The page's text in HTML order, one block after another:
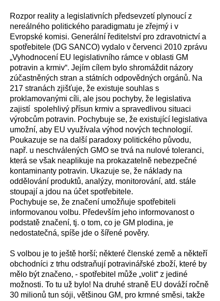
Rozpor reality a legislativních předsevzetí plynoucí z
nereálného politického paradigmatu je zřejmý i v
Evropské komisi. Generální ředitelství pro zdravotnictví a
spotřebitele (DG SANCO) vydalo v červenci 2010 zprávu
„Vyhodnocení EU legislativního rámce v oblasti GM
potravin a krmiv“. Jejím cílem bylo shromáždit názory
zúčastněných stran a státních odpovědných orgánů. Na
217 stranách zjišťuje, že existuje souhlas s
proklamovanými cíli, ale jsou pochyby, že legislativa
zajistí spolehlivý přísun krmiv a spravedlivou situaci
výrobcům potravin. Pochybuje se, že existující legislativa
umožní, aby EU využívala výhod nových technologií.
Poukazuje se na další paradoxy politického původu,
např. u neschválených GMO se trvá na nulové toleranci,
která se však neaplikuje na prokazatelně nebezpečné
kontaminanty potravin. Ukazuje se, že náklady na
oddělování produktů, analýzy, monitorování, atd. stále
stoupají a jdou na účet spotřebitele.
Pochybuje se, že značení umožňuje spotřebiteli
informovanou volbu. Především jeho informovanost o
podstatě značení, tj. o tom, co je GM plodina, je
nedostatečná, spíše jde o šířené pověry.
S volbou je to ještě horší; některé členské země a někteří
obchodníci z trhu odstraňují potravinářské zboží, které by
mělo být značeno, - spotřebitel může „volit“ z jediné
možnosti. To tu už bylo! Na druhé straně EU dováží ročně
30 milionů tun sóji, většinou GM, pro krmné směsi, takže